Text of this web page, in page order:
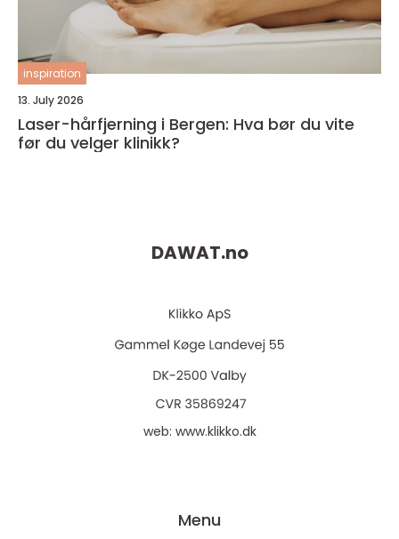
inspiration
13. July 2026
Laser-hårfjerning i Bergen: Hva bør du vite
før du velger klinikk?
DAWAT.no
web: www.klikko.dk
Menu